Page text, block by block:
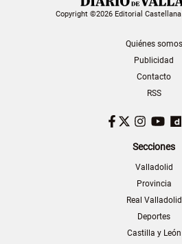
Copyright ©2026 Editorial
Quiénes somos
Publicidad
Contacto
RSS
Facebook
Twitter
Secciones
Valladolid
Provincia
Real Valladolid
Deportes
Castilla y León